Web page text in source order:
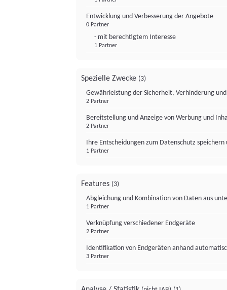
Entwicklung und Verbesserung der Angebote
0 Partner
- mit berechtigtem Interesse
1 Partner
Spezielle Zwecke (3)
Gewährleistung der Sicherheit, Verhinderung
2 Partner
Bereitstellung und Anzeige von Werbung und
2 Partner
Ihre Entscheidungen zum Datenschutz
1 Partner
Features (3)
Abgleichung und Kombination von Daten aus
1 Partner
Verknüpfung verschiedener Endgeräte
2 Partner
Identifikation von Endgeräten anhand
3 Partner